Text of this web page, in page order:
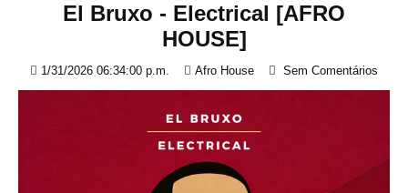
El Bruxo - Electrical [AFRO
HOUSE]
1/31/2026 06:34:00 p.m. Afro House Sem Comentários